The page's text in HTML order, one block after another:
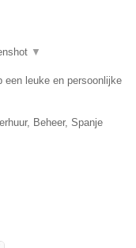
▼
een leuke en persoonlijke
Beheer, Spanje